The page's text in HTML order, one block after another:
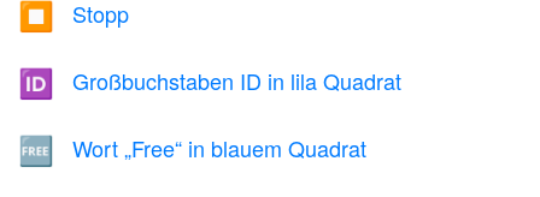
⏹️ Stopp
🆔 Großbuchstaben ID in lila Quadrat
🆓 Wort „Free“ in blauem Quadrat